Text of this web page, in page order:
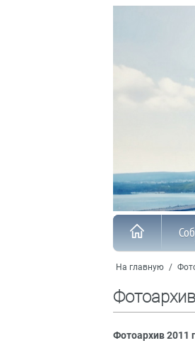
На главную /
Фотоархив 2011